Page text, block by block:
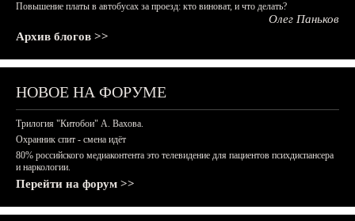
Повышение платы в автобусах за проезд: кто виноват, и что делать?
Олег Паньков
Архив блогов >>
НОВОЕ НА ФОРУМЕ
Трилогия "Китобои" А. Вахова.
Охранник спит - смена идёт
80% российского медиаконтента это телевидение для пациентов психдиспансера
и наркологии.
Перейти на форум >>